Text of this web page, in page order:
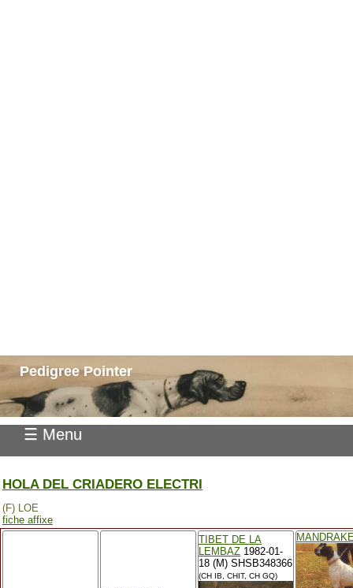
Pedigree Pointer
☰ Menu
HOLA DEL CRIADERO ELECTRI
(F) LOE
fiche affixe
TIBET DE LA
LEMBAZ 1982-01-
18 (M) SHSB348366
(CH IB, CHIT, CH GQ)